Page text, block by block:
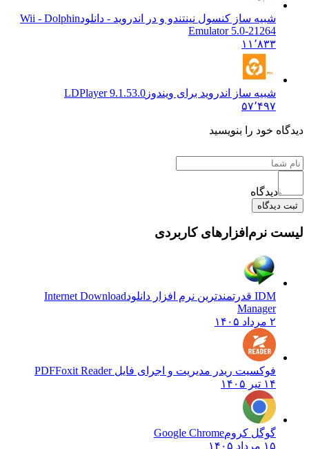
شبیه ساز کنسول نینتندو و در اندروید - دانلودWii - Dolphin
Emulator 5.0-21264
۱۱٬۸۳۳
شبیه ساز اندروید برای ویندوز LDPlayer 9.1.53.0
۵۷٬۴۹۷
دیدگاه خود را بنویسید
دیدگاه
ثبت دیدگاه
لیست نرم‌افزارهای کاربردی
IDM قدرتمندترین نرم افزار دانلود
Internet Download
Manager
۲ مرداد ۱۴۰۵
فوکسیت ریدر مدیریت و اجرای فایل PDFFoxit Reader
۱۴ تیر ۱۴۰۵
گوگل کرومGoogle Chrome
۱۵ مرداد ۱۴۰۵